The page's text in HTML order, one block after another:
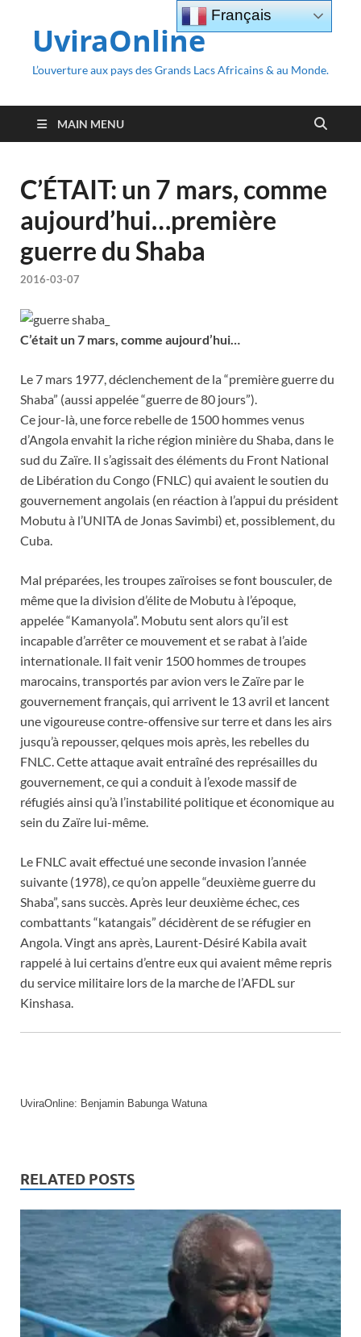
UviraOnline
L’ouverture aux pays des Grands Lacs Africains & au Monde.
MAIN MENU
C’ÉTAIT: un 7 mars, comme
aujourd’hui…première
guerre du Shaba
2016-03-07
C’était un 7 mars, comme aujourd’hui…
Le 7 mars 1977, déclenchement de la “première guerre du
Shaba” (aussi appelée “guerre de 80 jours”).
Ce jour-là, une force rebelle de 1500 hommes venus
d’Angola envahit la riche région minière du Shaba, dans le
sud du Zaïre. Il s’agissait des éléments du Front National
de Libération du Congo (FNLC) qui avaient le soutien du
gouvernement angolais (en réaction à l’appui du président
Mobutu à l’UNITA de Jonas Savimbi) et, possiblement, du
Cuba.
Mal préparées, les troupes zaïroises se font bousculer, de
même que la division d’élite de Mobutu à l’époque,
appelée “Kamanyola”. Mobutu sent alors qu’il est
incapable d’arrêter ce mouvement et se rabat à l’aide
internationale. Il fait venir 1500 hommes de troupes
marocains, transportés par avion vers le Zaïre par le
gouvernement français, qui arrivent le 13 avril et lancent
une vigoureuse contre-offensive sur terre et dans les airs
jusqu’à repousser, qelques mois après, les rebelles du
FNLC. Cette attaque avait entraîné des représailles du
gouvernement, ce qui a conduit à l’exode massif de
réfugiés ainsi qu’à l’instabilité politique et économique au
sein du Zaïre lui-même.
Le FNLC avait effectué une seconde invasion l’année
suivante (1978), ce qu’on appelle “deuxième guerre du
Shaba”, sans succès. Après leur deuxième échec, ces
combattants “katangais” décidèrent de se réfugier en
Angola. Vingt ans après, Laurent-Désiré Kabila avait
rappelé à lui certains d’entre eux qui avaient même repris
du service militaire lors de la marche de l’AFDL sur
Kinshasa.
UviraOnline: Benjamin Babunga Watuna
RELATED POSTS
Français